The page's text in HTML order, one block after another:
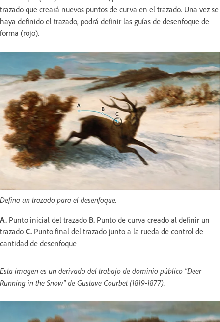
trazado que creará nuevos puntos de curva en el trazado. Una vez se
haya definido el trazado, podrá definir las guías de desenfoque de
forma (rojo).
Defina un trazado para el desenfoque.
A. Punto inicial del trazado B. Punto de curva creado al definir un
trazado C. Punto final del trazado junto a la rueda de control de
cantidad de desenfoque
Esta imagen es un derivado del trabajo de dominio público "Deer
Running in the Snow" de Gustave Courbet (1819-1877).